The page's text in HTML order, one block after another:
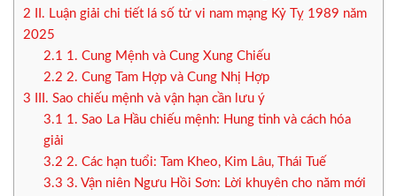
2 II. Luận giải chi tiết lá số tử vi nam mạng Kỷ Tỵ 1989 năm
2025
2.1 1. Cung Mệnh và Cung Xung Chiếu
2.2 2. Cung Tam Hợp và Cung Nhị Hợp
3 III. Sao chiếu mệnh và vận hạn cần lưu ý
3.1 1. Sao La Hầu chiếu mệnh: Hung tinh và cách hóa
giải
3.2 2. Các hạn tuổi: Tam Kheo, Kim Lâu, Thái Tuế
3.3 3. Vận niên Ngưu Hồi Sơn: Lời khuyên cho năm mới